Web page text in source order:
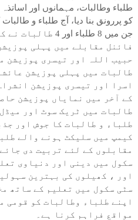
طلباء وطالبات، مہمانوں اور
کو پررونق بنا دیا، آج طلباء و طالبات
جن میں 8 طلباء
فائنل مقابلے میں پہلی
حبیب اللہ اور تیسری پوزیشن
طالبات میں پہلی پوزیشن
اسرا اور تیسری پوزیشن
کے آخر میں نمایاں پوزیشن
طالبات میں ٹریک سوٹ اور
طلباء و طالبات کا جوش اور
کیمپ میں سلیکٹ ہونے والے
مقابلوں کے لئے تربیت دی
سکول میں دینی اور دنیاوی
اور ، کھیلوں کی بہترین
سٹی سکول میں تعلیم کے ساتھ
اپنے طلباء وطالبات کو قومی
مواقع فراہم کرنا ہے۔